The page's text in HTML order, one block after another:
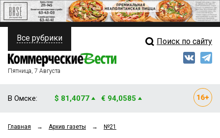
ПОЛИТИКА
ФИНАНСЫ
ОБЩЕСТВО
Свежий выпуск
Все рубрики Поиск по сайту
Пятница, 7 Августа
В Омске: $ 81,4077 € 94,0585
Главная → Архив газеты → №21